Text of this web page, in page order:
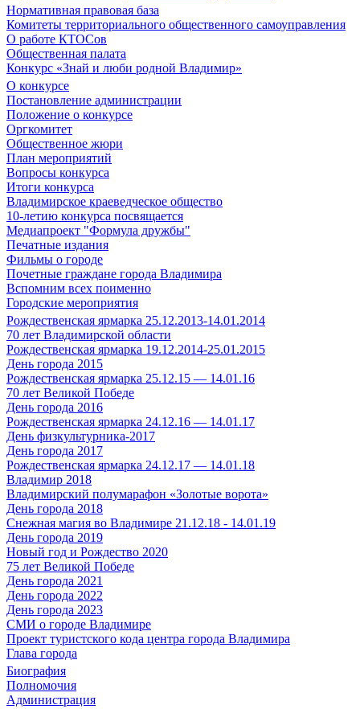
Нормативная правовая база
Комитеты территориального общественного самоуправления
О работе КТОСов
Общественная палата
Конкурс «Знай и люби родной Владимир»
О конкурсе
Постановление администрации
Положение о конкурсе
Оргкомитет
Общественное жюри
План мероприятий
Вопросы конкурса
Итоги конкурса
Владимирское краеведческое общество
10-летию конкурса посвящается
Медиапроект "Формула дружбы"
Печатные издания
Фильмы о городе
Почетные граждане города Владимира
Вспомним всех поименно
Городские мероприятия
Рождественская ярмарка 25.12.2013-14.01.2014
70 лет Владимирской области
Рождественская ярмарка 19.12.2014-25.01.2015
День города 2015
Рождественская ярмарка 25.12.15 — 14.01.16
70 лет Великой Победе
День города 2016
Рождественская ярмарка 24.12.16 — 14.01.17
День физкультурника-2017
День города 2017
Рождественская ярмарка 24.12.17 — 14.01.18
Владимир 2018
Владимирский полумарафон «Золотые ворота»
День города 2018
Снежная магия во Владимире 21.12.18 - 14.01.19
День города 2019
Новый год и Рождество 2020
75 лет Великой Победе
День города 2021
День города 2022
День города 2023
СМИ о городе Владимире
Проект туристского кода центра города Владимира
Глава города
Биография
Полномочия
Администрация